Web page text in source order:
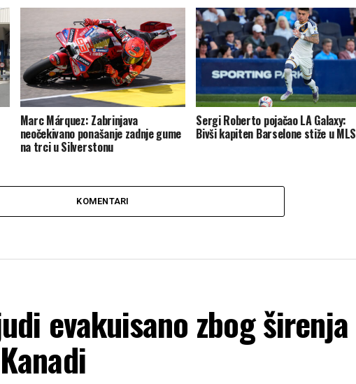
Marc Márquez: Zabrinjava
neočekivano ponašanje zadnje gume
na trci u Silverstonu
Sergi Roberto pojačao LA Galaxy:
Bivši kapiten Barselone stiže u MLS
KOMENTARI
evakuisano zbog širenja